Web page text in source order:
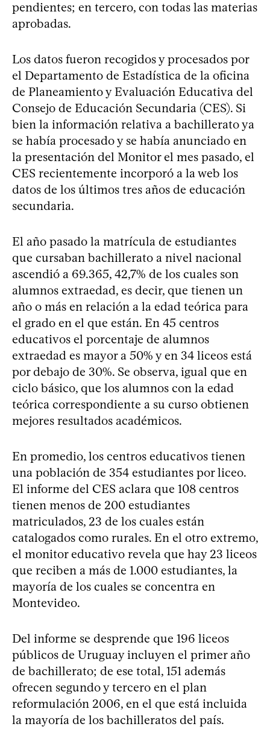
pendientes; en tercero, con todas las materias
aprobadas.
Los datos fueron recogidos y procesados por
el Departamento de Estadística de la oficina
de Planeamiento y Evaluación Educativa del
Consejo de Educación Secundaria (CES). Si
bien la información relativa a bachillerato ya
se había procesado y se había anunciado en
la presentación del Monitor el mes pasado, el
CES recientemente incorporó a la web los
datos de los últimos tres años de educación
secundaria.
El año pasado la matrícula de estudiantes
que cursaban bachillerato a nivel nacional
ascendió a 69.365, 42,7% de los cuales son
alumnos extraedad, es decir, que tienen un
año o más en relación a la edad teórica para
el grado en el que están. En 45 centros
educativos el porcentaje de alumnos
extraedad es mayor a 50% y en 34 liceos está
por debajo de 30%. Se observa, igual que en
ciclo básico, que los alumnos con la edad
teórica correspondiente a su curso obtienen
mejores resultados académicos.
En promedio, los centros educativos tienen
una población de 354 estudiantes por liceo.
El informe del CES aclara que 108 centros
tienen menos de 200 estudiantes
matriculados, 23 de los cuales están
catalogados como rurales. En el otro extremo,
el monitor educativo revela que hay 23 liceos
que reciben a más de 1.000 estudiantes, la
mayoría de los cuales se concentra en
Montevideo.
Del informe se desprende que 196 liceos
públicos de Uruguay incluyen el primer año
de bachillerato; de ese total, 151 además
ofrecen segundo y tercero en el plan
reformulación 2006, en el que está incluida
la mayoría de los bachilleratos del país.